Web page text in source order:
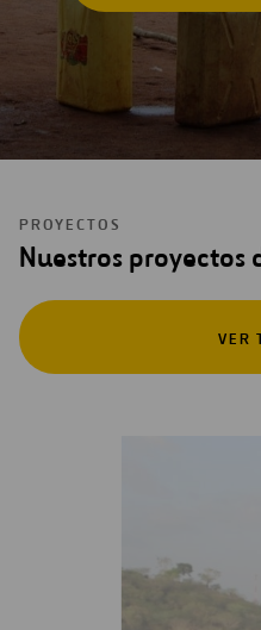
PROYECTOS
Nuestros proyectos
VER